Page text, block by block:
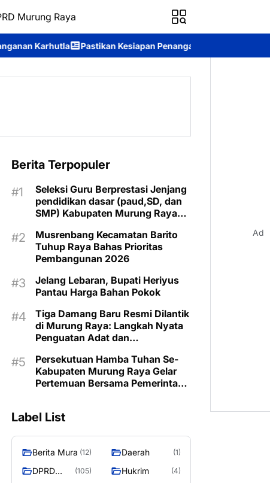
Murung Raya
Kesiapan Penanganan Karhutla, Kapolda Kalteng Didampingi
Berita Terpopuler
Seleksi Guru Berprestasi Jenjang
pendidikan dasar (paud,SD, dan
SMP) Kabupaten Murung Raya
Musrenbang Kecamatan Barito
Tuhup Raya Bahas Prioritas
Pembangunan 2026
Jelang Lebaran, Bupati Heriyus
Pantau Harga Bahan Pokok
Tiga Damang Baru Resmi Dilantik
di Murung Raya: Langkah Nyata
Penguatan Adat dan
Persekutuan Hamba Tuhan Se-
Kabupaten Murung Raya Gelar
Pertemuan Bersama Pemerintah
Label List
Berita Mura (12) Daerah (1)
DPRD
(105) Hukrim (4)
Ad